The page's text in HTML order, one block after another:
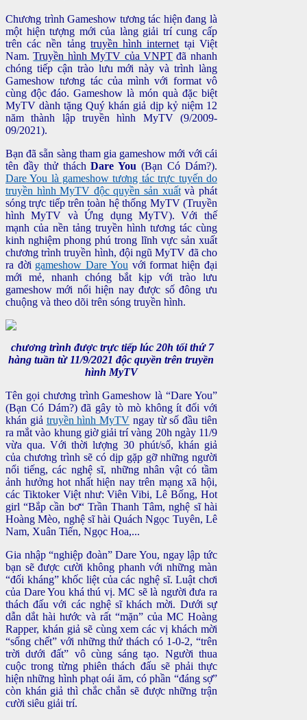
Chương trình Gameshow tương tác hiện đang là
một hiện tượng mới của làng giải trí cung cấp
trên các nền tảng truyền hình internettại Việt
Nam.Truyền hình MyTV của VNPT đã nhanh
chóng tiếp cận trào lưu mới này và trình làng
Gameshow tương tác của mình với format vô
cùng độc đáo. Gameshow là món quà đặc biệt
MyTV dành tặng Quý khán giả dịp kỷ niệm 12
năm thành lập truyền hình MyTV (9/2009-
09/2021).
Bạn đã sẵn sàng tham gia gameshow mới với cái
tên đầy thử tháchDare You (Bạn Có Dám?).
Dare You là gameshow tương tác trực tuyến do
truyền hình MyTV độc quyền sản xuấtvà phát
sóng trực tiếp trên toàn hệ thống MyTV (Truyền
hình MyTV và Ứng dụng MyTV). Với thế
mạnh của nền tảng truyền hình tương tác cùng
kinh nghiệm phong phú trong lĩnh vực sản xuất
chương trình truyền hình, đội ngũ MyTV đã cho
ra đời gameshow Dare Youvới format hiện đại
mới mẻ, nhanh chóng bắt kịp với trào lưu
gameshow mới nổi hiện nay được số đông ưu
chuộng và theo dõi trên sóng truyền hình.
chương trình được trực tiếp lúc 20h tối thứ 7
hàng tuần từ 11/9/2021 độc quyền trên truyền
hình MyTV
Tên gọi chương trình Gameshow là “Dare You”
(Bạn Có Dám?) đã gây tò mò không ít đối với
khán giả truyền hình MyTV ngay từ số đầu tiên
ra mắt vào khung giờ giải trí vàng 20h ngày 11/9
vừa qua. Với thời lượng 30 phút/số, khán giả
của chương trình sẽ có dịp gặp gỡ những người
nổi tiếng, các nghệ sĩ, những nhân vật có tầm
ảnh hưởng hot nhất hiện nay trên mạng xã hội,
các Tiktoker Việt như: Viên Vibi, Lê Bống, Hot
girl “Bắp cần bơ“ Trần Thanh Tâm, nghệ sĩ hài
Hoàng Mèo, nghệ sĩ hài Quách Ngọc Tuyên, Lê
Nam, Xuân Tiến, Ngọc Hoa,...
Gia nhập “nghiệp đoàn” Dare You, ngay lập tức
bạn sẽ được cười không phanh với những màn
“đối kháng” khốc liệt của các nghệ sĩ. Luật chơi
của Dare You khá thú vị. MC sẽ là người đưa ra
thách đấu với các nghệ sĩ khách mời. Dưới sự
dẫn dắt hài hước và rất “mặn” của MC Hoàng
Rapper, khán giả sẽ cùng xem các vị khách mời
“sống chết” với những thử thách có 1-0-2, “trên
trời dưới đất” vô cùng sáng tạo. Người thua
cuộc trong từng phiên thách đấu sẽ phải thực
hiện những hình phạt oái ăm, có phần “đáng sợ”
còn khán giả thì chắc chắn sẽ được những trận
cười siêu giải trí.